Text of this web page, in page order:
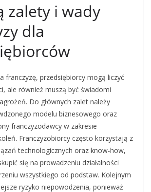
zalety i wady
dla
franczyzę, przedsiębiorcy mogą liczyć
ale również muszą być świadomi
Do głównych zalet należy
modelu biznesowego oraz
franczyzodawcy w zakresie
Franczyzobiorcy często korzystają z
technologicznych oraz know-how,
się na prowadzeniu działalności
wszystkiego od podstaw. Kolejnym
ryzyko niepowodzenia, ponieważ